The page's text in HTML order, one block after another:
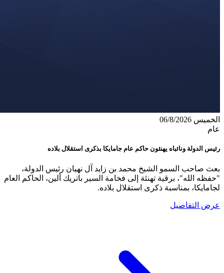
الخميس 06/8/2026
عام
رئيس الدولة ونائباه يهنئون حاكم عام جامايكا بذكرى استقلال بلاده
بعث صاحب السمو الشيخ محمد بن زايد آل نهيان رئيس الدولة،
"حفظه الله"، برقية تهنئة إلى فخامة السير باتريك ألين، الحاكم العام
لجامايكا، بمناسبة ذكرى استقلال بلاده.
عرض التفاصيل